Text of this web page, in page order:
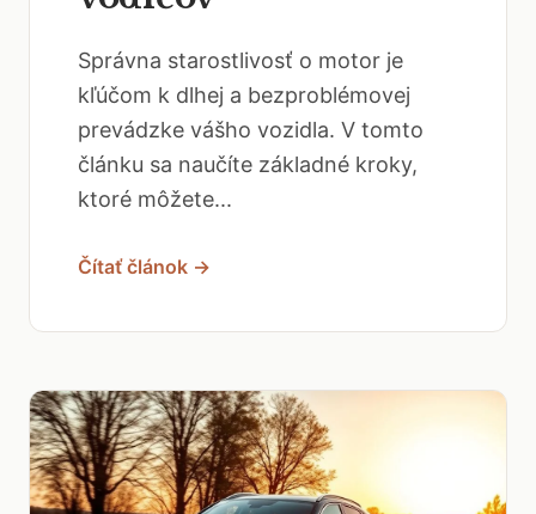
Správna starostlivosť o motor je
kľúčom k dlhej a bezproblémovej
prevádzke vášho vozidla. V tomto
článku sa naučíte základné kroky,
ktoré môžete...
Čítať článok →